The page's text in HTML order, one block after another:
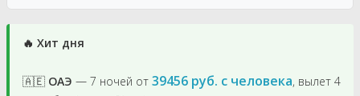
🔥 Хит дня
🇦🇪 ОАЭ — 7 ночей от 39456 руб. с человека, вылет 4